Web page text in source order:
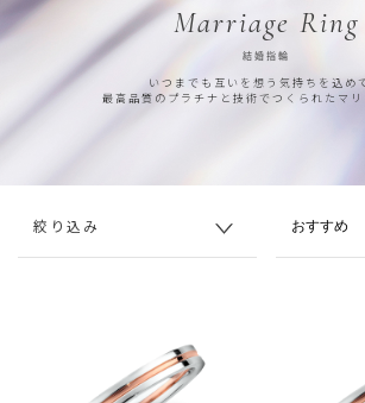
Marriage Ring
結婚指輪
いつまでも互いを想う気持ちを込め
最高品質のプラチナと技術でつくられたマ
絞り込み